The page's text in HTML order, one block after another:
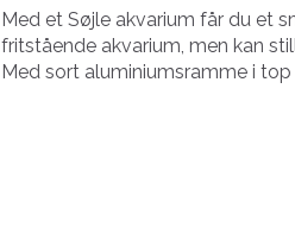
Med et Søjle akvarium får du et
fritstående akvarium, men kan
Med sort aluminiumsramme i